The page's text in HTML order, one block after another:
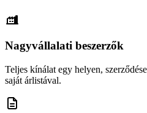
Nagyvállalati beszerzők
Teljes kínálat egy helyen,
saját árlistával.